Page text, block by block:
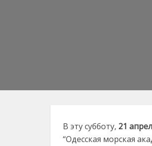
В эту субботу, 21
“Одесская морская